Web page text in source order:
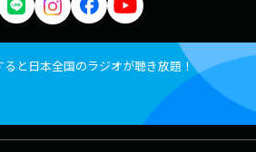
と日本全国のラジオが聴き放題！